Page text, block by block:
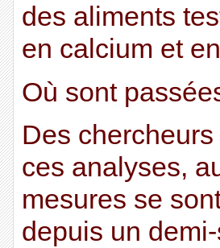
des aliments
en calcium et
Où sont
Des
ces analyses,
mesures se
depuis un